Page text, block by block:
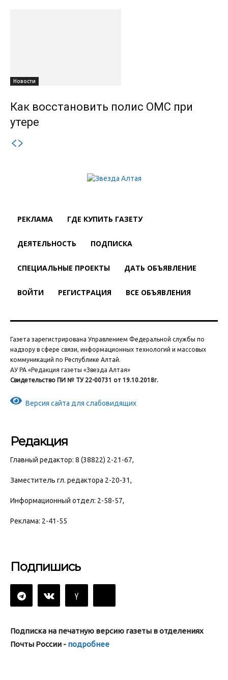
Новости
Как восстановить полис ОМС при
утере
РЕКЛАМА ГДЕ КУПИТЬ ГАЗЕТУ
ДЕЯТЕЛЬНОСТЬ ПОДПИСКА
СПЕЦИАЛЬНЫЕ ПРОЕКТЫ ДАТЬ ОБЪЯВЛЕНИЕ
ВОЙТИ РЕГИСТРАЦИЯ ВСЕ ОБЪЯВЛЕНИЯ
Газета зарегистрирована Управлением Федеральной службы по
надзору в сфере связи, информационных технологий и массовых
коммуникаций по Республике Алтай.
АУ РА «Редакция газеты «Звезда Алтая»
Свидетельство ПИ № ТУ 22-00731 от 19.10.2018г.
Версия сайта для слабовидящих
Редакция
Главный редактор: 8 (38822) 2-21-67,
Заместитель гл. редактора 2-20-31,
Информационный отдел: 2-58-57,
Реклама: 2-41-55
Подпишись
Подписка на печатную версию газеты в отделениях
Почты России - подробнее